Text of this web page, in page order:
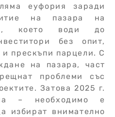
еуфория заради
на пазара на
което води до
без опит,
и прескъпи парцели. С
на пазара, част
проблеми със
Затова 2025 г.
– необходимо е
избират внимателно